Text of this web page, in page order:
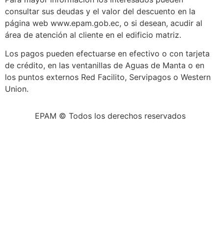
consultar sus deudas y el valor del descuento en la
página web www.epam.gob.ec, o si desean, acudir al
área de atención al cliente en el edificio matriz.
Los pagos pueden efectuarse en efectivo o con tarjeta
de crédito, en las ventanillas de Aguas de Manta o en
los puntos externos Red Facilito, Servipagos o Western
Union.
EPAM © Todos los derechos reservados